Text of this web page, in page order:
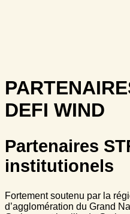
DEFI WIND
Partenaires
institutionels
Fortement soutenu par la
d’agglomération du Grand